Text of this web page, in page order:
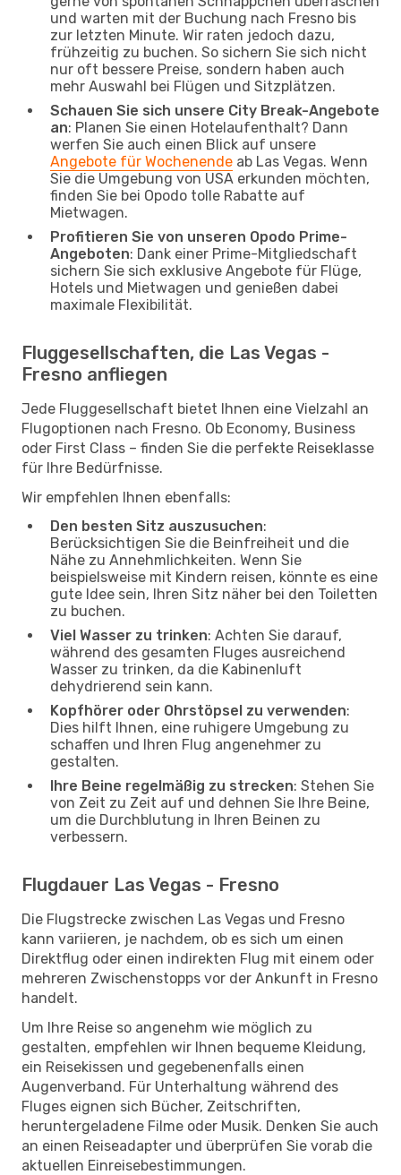
und warten mit der Buchung nach Fresno bis
zur letzten Minute. Wir raten jedoch dazu,
frühzeitig zu buchen. So sichern Sie sich nicht
nur oft bessere Preise, sondern haben auch
mehr Auswahl bei Flügen und Sitzplätzen.
Schauen Sie sich unsere City Break-Angebote
an: Planen Sie einen Hotelaufenthalt? Dann
werfen Sie auch einen Blick auf unsere
Angebote für Wochenende ab Las Vegas. Wenn
Sie die Umgebung von USA erkunden möchten,
finden Sie bei Opodo tolle Rabatte auf
Mietwagen.
Profitieren Sie von unseren Opodo Prime-
Angeboten: Dank einer Prime-Mitgliedschaft
sichern Sie sich exklusive Angebote für Flüge,
Hotels und Mietwagen und genießen dabei
maximale Flexibilität.
Fluggesellschaften, die Las Vegas -
Fresno anfliegen
Jede Fluggesellschaft bietet Ihnen eine Vielzahl an
Flugoptionen nach Fresno. Ob Economy, Business
oder First Class – finden Sie die perfekte Reiseklasse
für Ihre Bedürfnisse.
Wir empfehlen Ihnen ebenfalls:
Den besten Sitz auszusuchen:
Berücksichtigen Sie die Beinfreiheit und die
Nähe zu Annehmlichkeiten. Wenn Sie
beispielsweise mit Kindern reisen, könnte es eine
gute Idee sein, Ihren Sitz näher bei den Toiletten
zu buchen.
Viel Wasser zu trinken: Achten Sie darauf,
während des gesamten Fluges ausreichend
Wasser zu trinken, da die Kabinenluft
dehydrierend sein kann.
Kopfhörer oder Ohrstöpsel zu verwenden:
Dies hilft Ihnen, eine ruhigere Umgebung zu
schaffen und Ihren Flug angenehmer zu
gestalten.
Ihre Beine regelmäßig zu strecken: Stehen Sie
von Zeit zu Zeit auf und dehnen Sie Ihre Beine,
um die Durchblutung in Ihren Beinen zu
verbessern.
Flugdauer Las Vegas - Fresno
Die Flugstrecke zwischen Las Vegas und Fresno
kann variieren, je nachdem, ob es sich um einen
Direktflug oder einen indirekten Flug mit einem oder
mehreren Zwischenstopps vor der Ankunft in Fresno
handelt.
Um Ihre Reise so angenehm wie möglich zu
gestalten, empfehlen wir Ihnen bequeme Kleidung,
ein Reisekissen und gegebenenfalls einen
Augenverband. Für Unterhaltung während des
Fluges eignen sich Bücher, Zeitschriften,
heruntergeladene Filme oder Musik. Denken Sie auch
an einen Reiseadapter und überprüfen Sie vorab die
aktuellen Einreisebestimmungen.